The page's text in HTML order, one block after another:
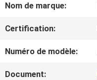
PROPOS
NOUS
Nom de marque:
Certification:
Numéro de modèle:
Document: